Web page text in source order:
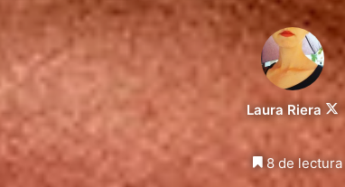
Laura Riera
on
8 de lectura